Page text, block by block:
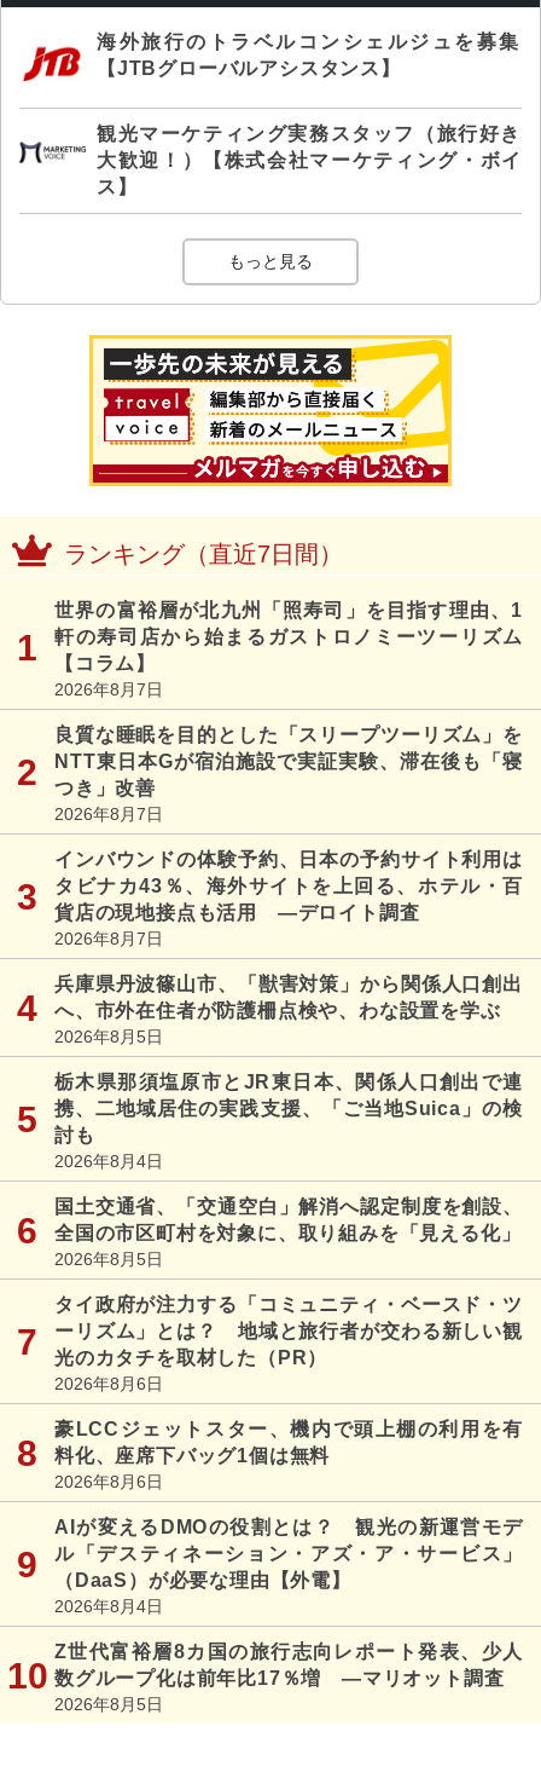
海外旅行のトラベルコンシェルジュを募集
【JTBグローバルアシスタンス】
観光マーケティング実務スタッフ（旅行好き
大歓迎！）【株式会社マーケティング・ボイ
ス】
もっと見る
ランキング（直近7日間）
世界の富裕層が北九州「照寿司」を目指す理由、1
軒の寿司店から始まるガストロノミーツーリズム
【コラム】
2026年8月7日
良質な睡眠を目的とした「スリープツーリズム」を
NTT東日本Gが宿泊施設で実証実験、滞在後も「寝
つき」改善
2026年8月7日
インバウンドの体験予約、日本の予約サイト利用は
タビナカ43％、海外サイトを上回る、ホテル・百
貨店の現地接点も活用 ―デロイト調査
2026年8月7日
兵庫県丹波篠山市、「獣害対策」から関係人口創出
へ、市外在住者が防護柵点検や、わな設置を学ぶ
2026年8月5日
栃木県那須塩原市とJR東日本、関係人口創出で連
携、二地域居住の実践支援、「ご当地Suica」の検
討も
2026年8月4日
国土交通省、「交通空白」解消へ認定制度を創設、
全国の市区町村を対象に、取り組みを「見える化」
2026年8月5日
タイ政府が注力する「コミュニティ・ベースド・ツ
ーリズム」とは？ 地域と旅行者が交わる新しい観
光のカタチを取材した（PR）
2026年8月6日
豪LCCジェットスター、機内で頭上棚の利用を有
料化、座席下バッグ1個は無料
2026年8月6日
AIが変えるDMOの役割とは？ 観光の新運営モデ
ル「デスティネーション・アズ・ア・サービス」
（DaaS）が必要な理由【外電】
2026年8月4日
Z世代富裕層8カ国の旅行志向レポート発表、少人
数グループ化は前年比17％増 ―マリオット調査
2026年8月5日